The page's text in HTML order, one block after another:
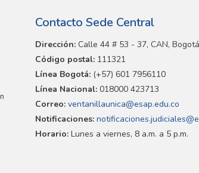
Contacto Sede Central
Dirección: Calle 44 # 53 - 37, CAN, Bogotá
Código postal: 111321
Línea Bogotá: (+57) 601 7956110
Línea Nacional: 018000 423713
Correo: ventanillaunica@esap.edu.co
Notificaciones:
Horario: Lunes a viernes, 8 a.m. a 5 p.m.